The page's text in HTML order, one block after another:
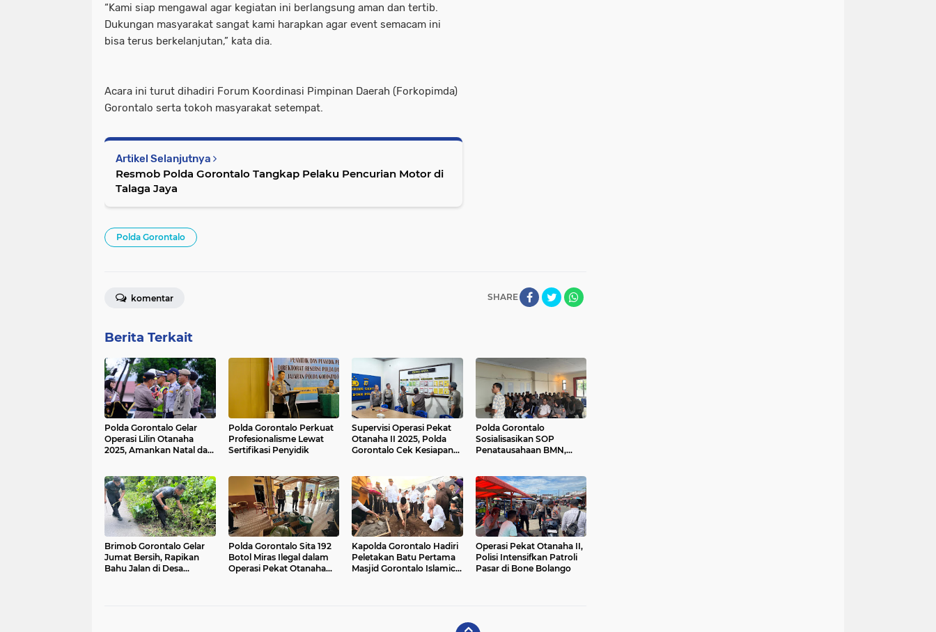
“Kami siap mengawal agar kegiatan ini berlangsung aman dan tertib.
Dukungan masyarakat sangat kami harapkan agar event semacam ini
bisa terus berkelanjutan,” kata dia.
Acara ini turut dihadiri Forum Koordinasi Pimpinan Daerah (Forkopimda)
Gorontalo serta tokoh masyarakat setempat.
Artikel Selanjutnya
Resmob Polda Gorontalo Tangkap Pelaku Pencurian Motor di
Talaga Jaya
Polda Gorontalo
SHARE
komentar
Berita Terkait
Polda Gorontalo Gelar
Operasi Lilin Otanaha
2025, Amankan Natal dan
Polda Gorontalo Perkuat
Profesionalisme Lewat
Sertifikasi Penyidik
Supervisi Operasi Pekat
Otanaha II 2025, Polda
Gorontalo Cek Kesiapan
Polda Gorontalo
Sosialisasikan SOP
Penatausahaan BMN,
Brimob Gorontalo Gelar
Jumat Bersih, Rapikan
Bahu Jalan di Desa
Polda Gorontalo Sita 192
Botol Miras Ilegal dalam
Operasi Pekat Otanaha
Kapolda Gorontalo Hadiri
Peletakan Batu Pertama
Masjid Gorontalo Islamic
Operasi Pekat Otanaha II,
Polisi Intensifkan Patroli
Pasar di Bone Bolango